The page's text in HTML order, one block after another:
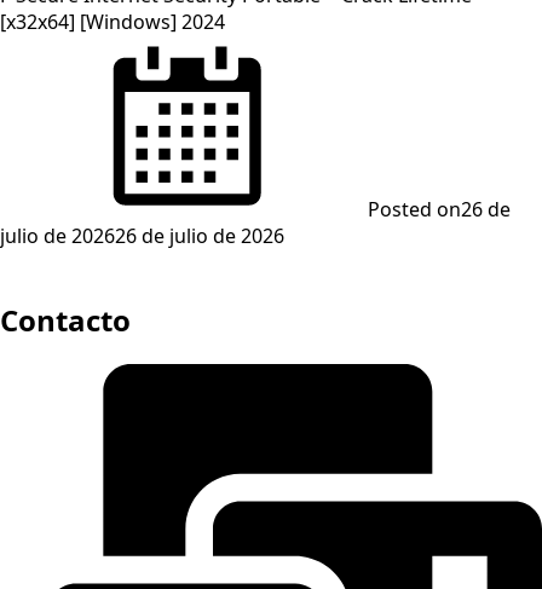
[x32x64] [Windows] 2024
Posted on26 de
julio de 202626 de julio de 2026
Contacto